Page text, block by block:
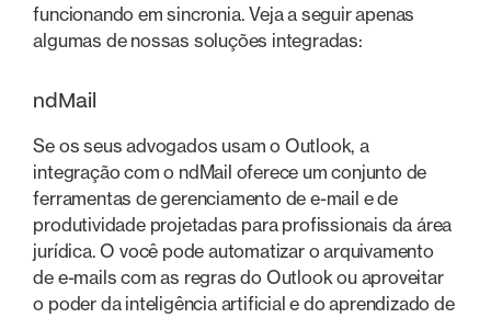
funcionando em sincronia. Veja a seguir apenas
algumas de nossas soluções integradas:
ndMail
Se os seus advogados usam o Outlook, a
integração com o ndMail oferece um conjunto de
ferramentas de gerenciamento de e-mail e de
produtividade projetadas para profissionais da área
jurídica. O você pode automatizar o arquivamento
de e-mails com as regras do Outlook ou aproveitar
o poder da inteligência artificial e do aprendizado de